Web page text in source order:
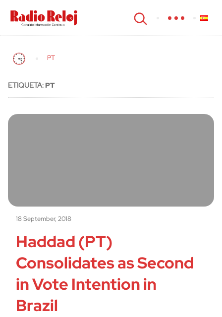
cerrar
PT
ETIQUETA:PT
18 September, 2018
Haddad (PT)
Consolidates as Second
in Vote Intention in
Brazil